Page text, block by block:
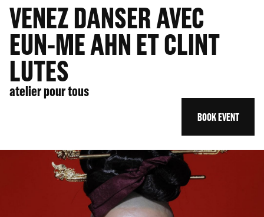
VENEZ DANSER AVEC
EUN-ME AHN ET CLINT
LUTES
atelier pour tous
BOOK EVENT